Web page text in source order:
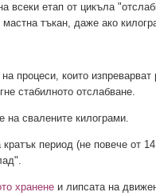
всеки етап от цикъла
тъкан, даже ако
процеси, които
стабилното отслабване.
на свалените килограми.
период (не повече от
хранене и липсата на